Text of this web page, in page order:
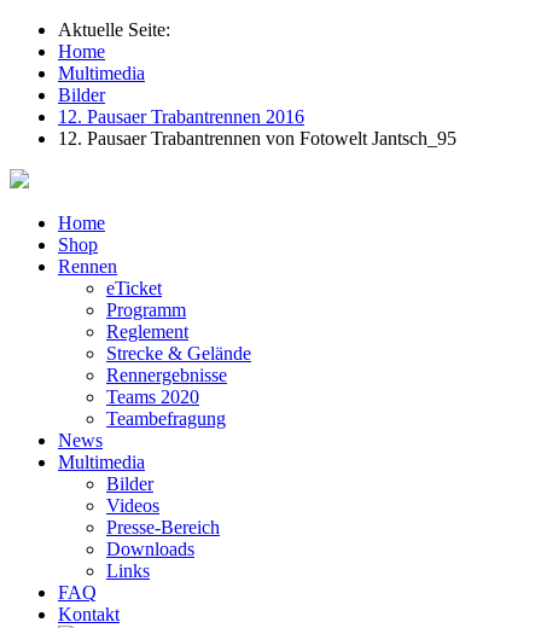
Aktuelle Seite:
Home
Multimedia
Bilder
12. Pausaer Trabantrennen 2016
12. Pausaer Trabantrennen von Fotowelt Jantsch_95
Home
Shop
Rennen
eTicket
Programm
Reglement
Strecke & Gelände
Rennergebnisse
Teams 2020
Teambefragung
News
Multimedia
Bilder
Videos
Presse-Bereich
Downloads
Links
FAQ
Kontakt